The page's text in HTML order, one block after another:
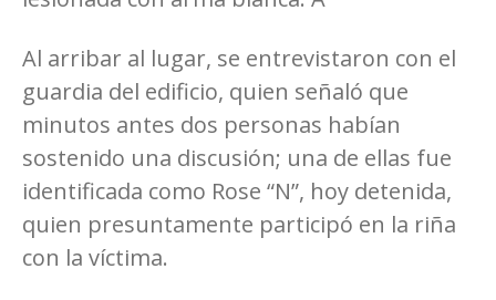
Al arribar al lugar, se entrevistaron con el
guardia del edificio, quien señaló que
minutos antes dos personas habían
sostenido una discusión; una de ellas fue
identificada como Rose “N”, hoy detenida,
quien presuntamente participó en la riña
con la víctima.